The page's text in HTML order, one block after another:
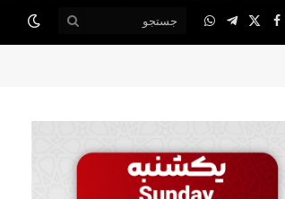
Facebook
X
(Twitter)
Telegram
WhatsApp